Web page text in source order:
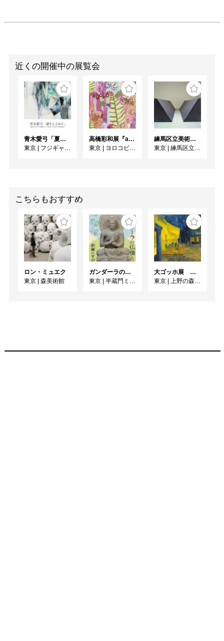
近くの開催中の展覧会
青木愛弓「夏をとどめて」
東京
フジギャラリー新宿
高橋彩和展『asobo』
東京
ヨロコビtoギャラリー
練馬区立美術館コレクション 若林奮－Run and Rest－｜寺田真由美－不在の存在－
東京
練馬区立美術館
こちらもおすすめ
ロン・ミュエク
東京
森美術館
ガンダーラの仏像と仏伝ー釈尊のすがたー
東京
半蔵門ミュージアム
大ゴッホ展 夜のカフェテラス
東京
上野の森美術館